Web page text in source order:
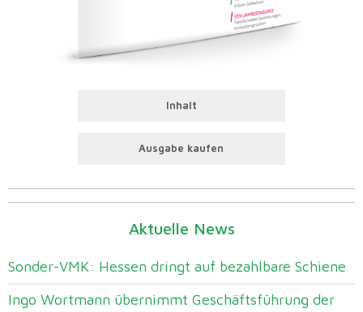
Inhalt
Ausgabe kaufen
Aktuelle News
Sonder-VMK: Hessen dringt auf bezahlbare Schiene
Ingo Wortmann übernimmt Geschäftsführung der